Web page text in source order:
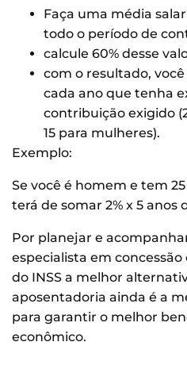
Faça uma média
todo o período de
calcule 60% desse
com o resultado,
cada ano que tenha
contribuição exigido
15 para mulheres).
Exemplo:
Se você é homem e tem
terá de somar 2% x 5 anos
Por planejar e
especialista em
do INSS a melhor
aposentadoria ainda é a
para garantir o melhor
econômico.